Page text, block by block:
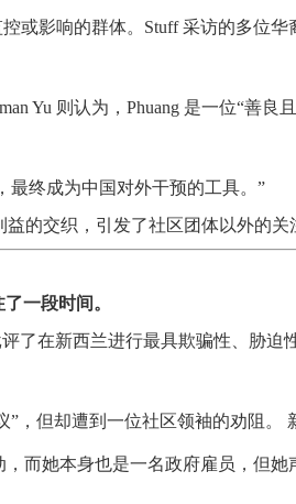
或影响的群体。Stuff 采访的多位华
Yu 则认为，Phuang 是一位“善良
终成为中国对外干预的工具。”
的交织，引发了社区团体以外的关
一段时间。
了在新西兰进行最具欺骗性、胁迫
，但却遭到一位社区领袖的劝阻。
而她本身也是一名政府雇员，但她